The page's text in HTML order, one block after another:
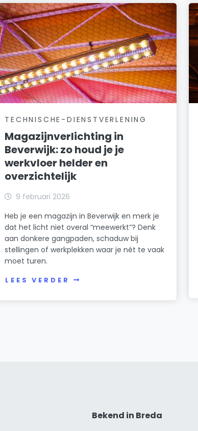
TECHNISCHE-DIENSTVERLENING
Magazijnverlichting in
Beverwijk: zo houd je je
werkvloer helder en
overzichtelijk
9 februari 2026
Heb je een magazijn in Beverwijk en merk je
dat het licht niet overal “meewerkt”? Denk
aan donkere gangpaden, schaduw bij
stellingen of werkplekken waar je nét te vaak
moet turen.
LEES VERDER
Bekend in Breda